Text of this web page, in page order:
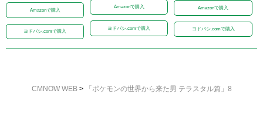
Amazonで購入
ヨドバシ.comで購入
Amazonで購入
ヨドバシ.comで購入
Amazonで購入
ヨドバシ.comで購入
CMNOW WEB> 「ポケモンの世界から来た男 テラスタル篇」8